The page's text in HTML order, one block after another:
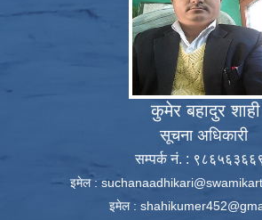
कुमेर बहादुर शाही
सूचना अधिकारी
सम्पर्क नं. :
इमेल :
इमेल :